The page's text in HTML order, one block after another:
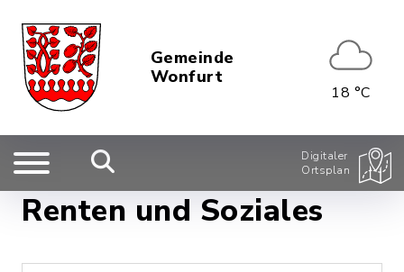
Gemeinde
Wonfurt
18 °C
Digitaler
Ortsplan
Renten und Soziales